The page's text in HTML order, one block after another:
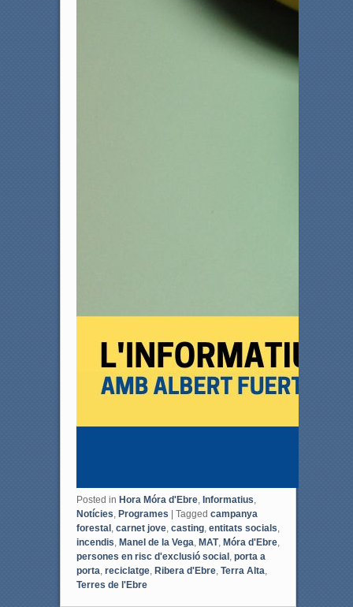
Posted in Hora Móra d'Ebre, Informatius,
Notícies, Programes Tagged campanya
forestal , carnet jove, casting, entitats socials,
incendis, Manel de la Vega, MAT, Móra d'Ebre,
persones en risc d'exclusió social , porta a
porta, reciclatge, Ribera d'Ebre, Terra Alta,
Terres de l'Ebre